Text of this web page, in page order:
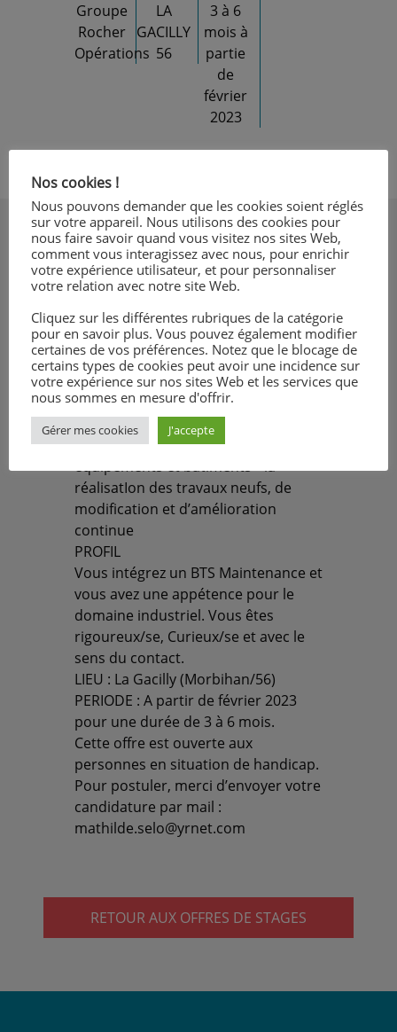
Groupe
Rocher
Opérations
LA
GACILLY
56
3 à 6
mois à
partie
de
février
2023
Descriptif de l'offre
MISSIONS :
Rattaché à l’équipe de maintenance
du site de La Croix des archers, vous
aurez comme principales missions: •
la réalisation de la maintenance
préventive et corrective des
équipements et bâtiments • la
réalisatIon des travaux neufs, de
modification et d’amélioration
continue
PROFIL
Vous intégrez un BTS Maintenance et
vous avez une appétence pour le
domaine industriel. Vous êtes
rigoureux/se, Curieux/se et avec le
sens du contact.
LIEU : La Gacilly (Morbihan/56)
PERIODE : A partir de février 2023
pour une durée de 3 à 6 mois.
Cette offre est ouverte aux
personnes en situation de handicap.
Pour postuler, merci d’envoyer votre
candidature par mail :
mathilde.selo@yrnet.com
RETOUR AUX OFFRES DE STAGES
Nos cookies !
Nous pouvons demander que les cookies soient réglés
sur votre appareil. Nous utilisons des cookies pour
nous faire savoir quand vous visitez nos sites Web,
comment vous interagissez avec nous, pour enrichir
votre expérience utilisateur, et pour personnaliser
votre relation avec notre site Web.
Cliquez sur les différentes rubriques de la catégorie
pour en savoir plus. Vous pouvez également modifier
certaines de vos préférences. Notez que le blocage de
certains types de cookies peut avoir une incidence sur
votre expérience sur nos sites Web et les services que
nous sommes en mesure d'offrir.
Gérer mes cookies J'accepte